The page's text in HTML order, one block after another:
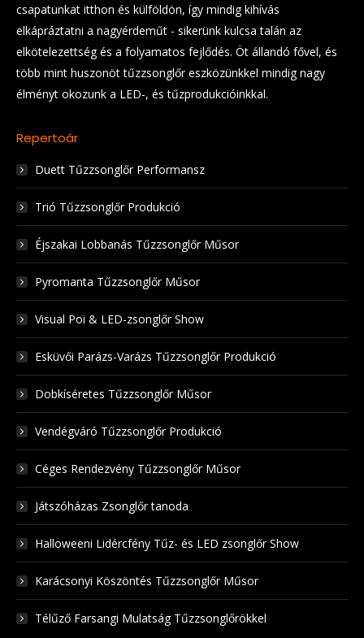
csapatunkat itthon és külföldön, így mindig kihívás
elkápráztatni a nagyérdeműt - sikerünk kulcsa talán az
elkötelezettség és a folyamatos fejlődés. Öt állandó fővel, és
több mint huszonöt tűzzsonglőr eszközünkkel mindig nagy
élményt okozunk a LED-, és tűzprodukcióinkkal.
Repertoár
Duett Tűzzsonglőr Performansz
Trió Tűzzsonglőr Produkció
Éjszakai Lobbanás Tűzzsonglőr Műsor
Pyromanta Tűzzsonglőr Műsor
Visual Poi & LED-zsonglőr Show
Esküvői Parázs-Varázs Tűzzsonglőr Produkció
Dobkíséretes Tűzzsonglőr Műsor
Vendégváró Tűzzsonglőr Produkció
Céges Rendezvény Tűzzsonglőr Műsor
Játszóházas Zsonglőr tanoda
Halloweeni Lidércfény Tűz- és LED zsonglőr Show
Karácsonyi Köszöntés Tűzzsonglőr Műsor
Télűző Farsangi Mulatság Tűzzsonglőrökkel